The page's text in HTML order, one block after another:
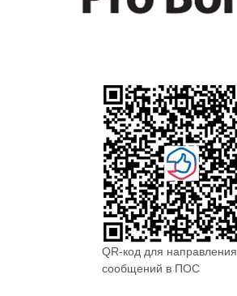
QR-код для направления
сообщений в ПОС